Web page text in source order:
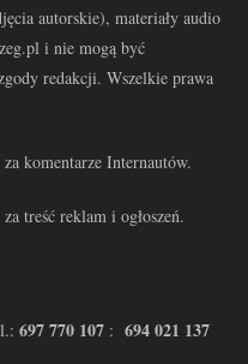
autorskie), materiały audio
i nie mogą być
redakcji. Wszelkie prawa
komentarze Internautów.
treść reklam i ogłoszeń.
697 770 107 : 694 021 137